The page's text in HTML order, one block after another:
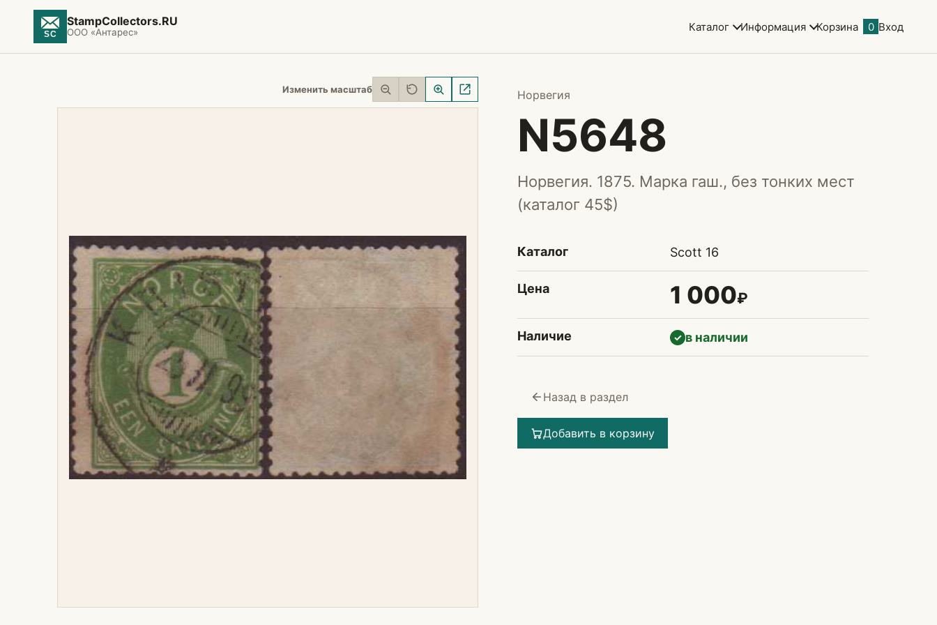
StampCollectors.RU
ООО «Антарес» Каталог Информация Корзина 0 Вход
Изменить масштаб Норвегия
N5648
Норвегия. 1875. Марка гаш., без тонких мест
(каталог 45$)
Каталог Scott 16
Цена 1 000₽
Наличие ✓ в наличии
Назад в раздел
Добавить в корзину